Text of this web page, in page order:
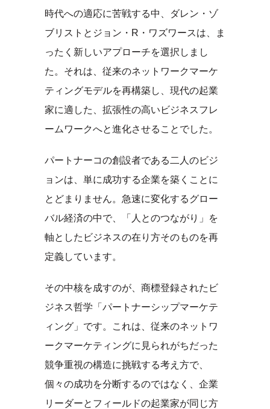
時代への適応に苦戦する中、ダレン・ゾ
ブリストとジョン・R・ワズワースは、ま
ったく新しいアプローチを選択しまし
た。それは、従来のネットワークマーケ
ティングモデルを再構築し、現代の起業
家に適した、拡張性の高いビジネスフレ
ームワークへと進化させることでした。
パートナーコの創設者である二人のビジ
ョンは、単に成功する企業を築くことに
とどまりません。急速に変化するグロー
バル経済の中で、「人とのつながり」を
軸としたビジネスの在り方そのものを再
定義しています。
その中核を成すのが、商標登録されたビ
ジネス哲学「パートナーシップマーケテ
ィング」です。これは、従来のネットワ
ークマーケティングに見られがちだった
競争重視の構造に挑戦する考え方で、
個々の成功を分断するのではなく、企業
リーダーとフィールドの起業家が同じ方